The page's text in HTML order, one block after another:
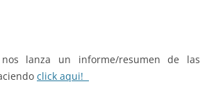
nos lanza un informe/resumen de las
click aqui!